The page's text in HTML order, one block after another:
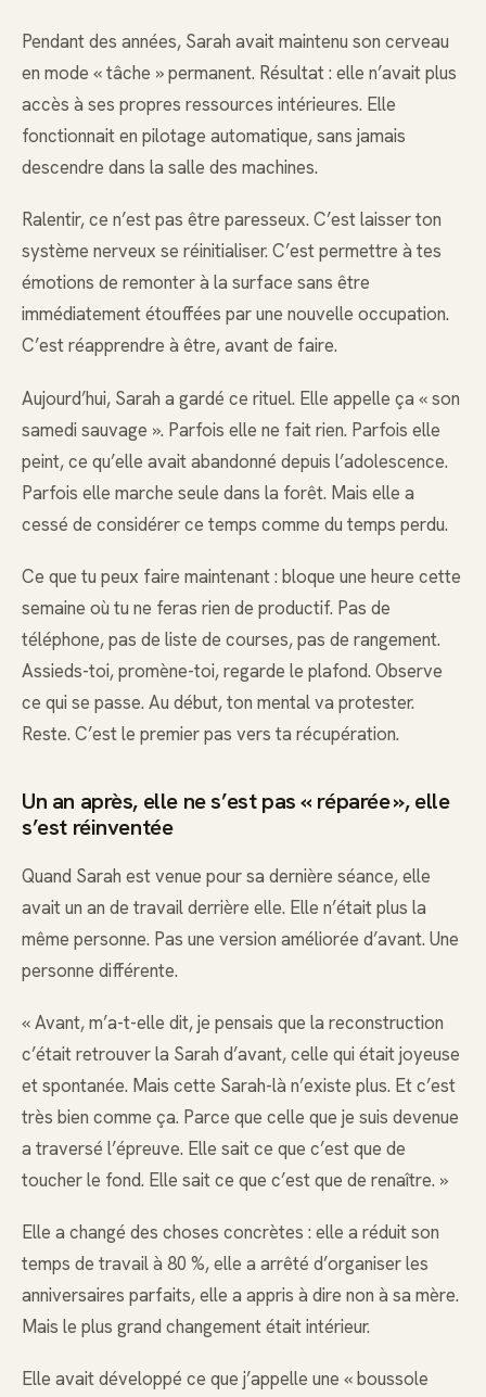
Pendant des années, Sarah avait maintenu son cerveau
en mode « tâche » permanent. Résultat : elle n’avait plus
accès à ses propres ressources intérieures. Elle
fonctionnait en pilotage automatique, sans jamais
descendre dans la salle des machines.
Ralentir, ce n’est pas être paresseux. C’est laisser ton
système nerveux se réinitialiser. C’est permettre à tes
émotions de remonter à la surface sans être
immédiatement étouffées par une nouvelle occupation.
C’est réapprendre à être, avant de faire.
Aujourd’hui, Sarah a gardé ce rituel. Elle appelle ça « son
samedi sauvage ». Parfois elle ne fait rien. Parfois elle
peint, ce qu’elle avait abandonné depuis l’adolescence.
Parfois elle marche seule dans la forêt. Mais elle a
cessé de considérer ce temps comme du temps perdu.
Ce que tu peux faire maintenant : bloque une heure cette
semaine où tu ne feras rien de productif. Pas de
téléphone, pas de liste de courses, pas de rangement.
Assieds-toi, promène-toi, regarde le plafond. Observe
ce qui se passe. Au début, ton mental va protester.
Reste. C’est le premier pas vers ta récupération.
Un an après, elle ne s’est pas « réparée », elle
s’est réinventée
Quand Sarah est venue pour sa dernière séance, elle
avait un an de travail derrière elle. Elle n’était plus la
même personne. Pas une version améliorée d’avant. Une
personne différente.
« Avant, m’a-t-elle dit, je pensais que la reconstruction
c’était retrouver la Sarah d’avant, celle qui était joyeuse
et spontanée. Mais cette Sarah-là n’existe plus. Et c’est
très bien comme ça. Parce que celle que je suis devenue
a traversé l’épreuve. Elle sait ce que c’est que de
toucher le fond. Elle sait ce que c’est que de renaître. »
Elle a changé des choses concrètes : elle a réduit son
temps de travail à 80 %, elle a arrêté d’organiser les
anniversaires parfaits, elle a appris à dire non à sa mère.
Mais le plus grand changement était intérieur.
Elle avait développé ce que j’appelle une « boussole